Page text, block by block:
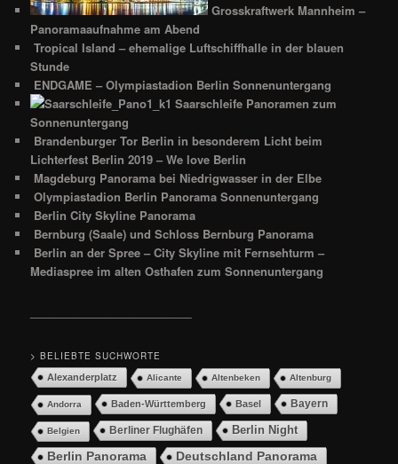
Grosskraftwerk Mannheim –
Panoramaaufnahme am Abend
Tropical Island – ehemalige Luftschiffhalle in der blauen
Stunde
ENDGAME – Olympiastadion Berlin Sonnenuntergang
Saarschleife Panoramen zum
Sonnenuntergang
Brandenburger Tor Berlin in besonderem Licht beim
Lichterfest Berlin 2019 – We love Berlin
Magdeburg Panorama bei Niedrigwasser in der Elbe
Olympiastadion Berlin Panorama Sonnenuntergang
Berlin City Skyline Panorama
Bernburg (Saale) und Schloss Bernburg Panorama
Berlin an der Spree – City Skyline mit Fernsehturm –
Mediaspree im alten Osthafen zum Sonnenuntergang
> BELIEBTE SUCHWORTE
Alexanderplatz Alicante Altenbeken Altenburg
Andorra Baden-Württemberg Basel Bayern
Belgien Berliner Flughäfen
Berlin Night
Berlin Panorama
Deutschland Panorama